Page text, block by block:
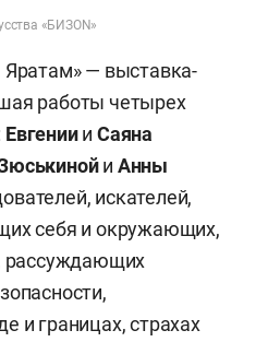
«БИЗОN»
— выставка-
работы четырех
Евгениии Саяна
и Анны
искателей,
себя и окружающих,
рассуждающих
и границах, страхах